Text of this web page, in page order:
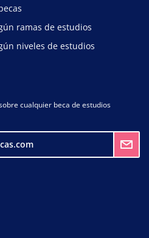
ramas de estudios
niveles de estudios
cualquier beca de estudios